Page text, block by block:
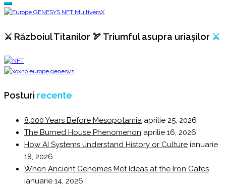
⚔️ Războiul Titanilor 🏹 Triumful asupra uriașilor ⚔️
Posturi recente
8,000 Years Before Mesopotamia aprilie 25, 2026
The Burned House Phenomenon aprilie 16, 2026
How AI Systems understand History or Culture ianuarie
18, 2026
When Ancient Genomes Met Ideas at the Iron Gates
ianuarie 14, 2026